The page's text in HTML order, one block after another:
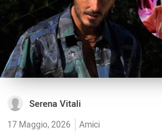
Serena Vitali
17 Maggio, 2026 Amici